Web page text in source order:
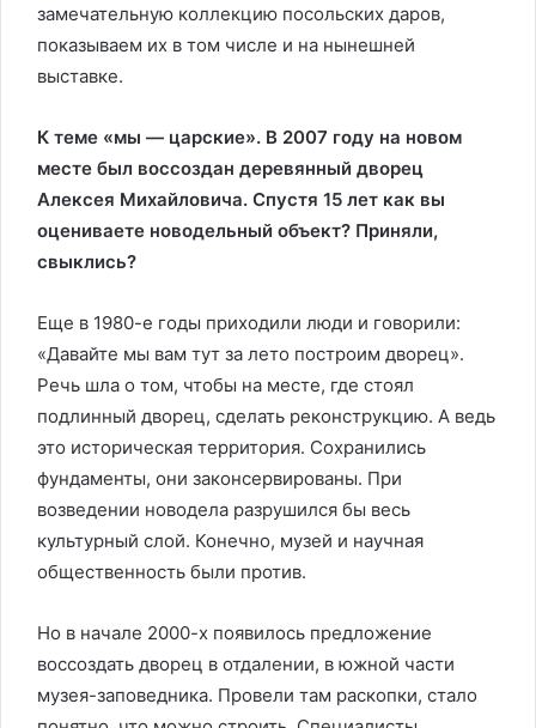
замечательную коллекцию посольских даров,
показываем их в том числе и на нынешней
выставке.
К теме «мы — царские». В 2007 году на новом
месте был воссоздан деревянный дворец
Алексея Михайловича. Спустя 15 лет как вы
оцениваете новодельный объект? Приняли,
свыклись?
Еще в 1980-е годы приходили люди и говорили:
«Давайте мы вам тут за лето построим дворец».
Речь шла о том, чтобы на месте, где стоял
подлинный дворец, сделать реконструкцию. А ведь
это историческая территория. Сохранились
фундаменты, они законсервированы. При
возведении новодела разрушился бы весь
культурный слой. Конечно, музей и научная
общественность были против.
Но в начале 2000-х появилось предложение
воссоздать дворец в отдалении, в южной части
музея-заповедника. Провели там раскопки, стало